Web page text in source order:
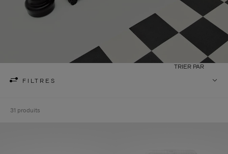
FILTRES
TRIER PAR
31 produits